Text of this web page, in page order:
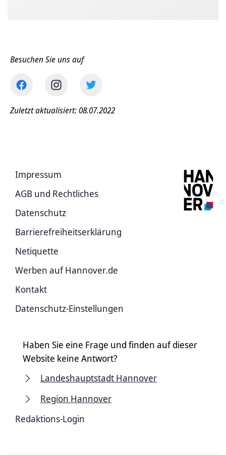
Besuchen Sie uns auf
Zuletzt aktualisiert: 08.07.2022
Impressum
AGB und Rechtliches
Datenschutz
Barriere­freiheits­erklärung
Netiquette
Werben auf Hannover.de
Kontakt
Datenschutz-Einstellungen
Haben Sie eine Frage und finden auf dieser
Website keine Antwort?
Landeshauptstadt Hannover
Region Hannover
Redaktions-Login